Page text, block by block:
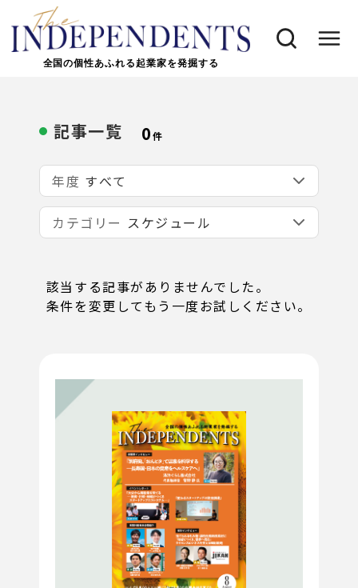
全国の個性あふれる起業家を発掘する
記事一覧 0件
年度
カテゴリー
該当する記事がありませんでした。
条件を変更してもう一度お試しください。